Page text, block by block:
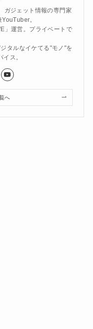
ジェット情報の専門家
。
」運営。プライベートで
タルなイケてる"モノ"を
ス。
へ